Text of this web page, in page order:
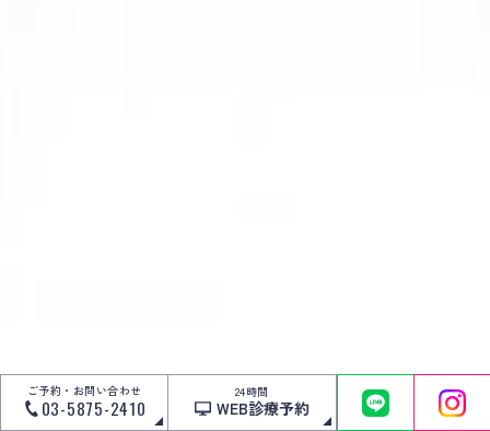
ご予約・お問い合わせ
03-5875-2410
24時間
WEB診療予約